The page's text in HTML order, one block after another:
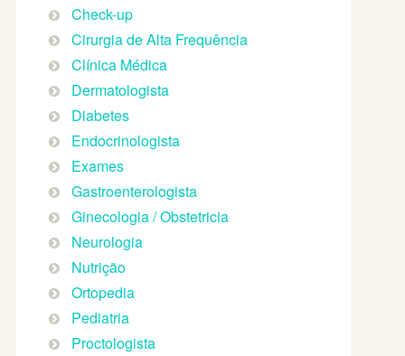
Check-up
Cirurgia de Alta Frequência
Clínica Médica
Dermatologista
Diabetes
Endocrinologista
Exames
Gastroenterologista
Ginecologia / Obstetricia
Neurologia
Nutrição
Ortopedia
Pediatria
Proctologista